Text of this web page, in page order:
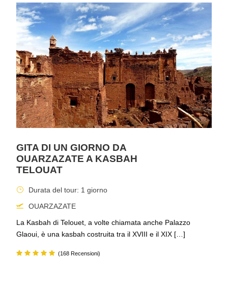
GITA DI UN GIORNO DA
OUARZAZATE A KASBAH
TELOUAT
Durata del tour: 1 giorno
OUARZAZATE
La Kasbah di Telouet, a volte chiamata anche Palazzo
Glaoui, è una kasbah costruita tra il XVIII e il XIX […]
(168 Recensioni)